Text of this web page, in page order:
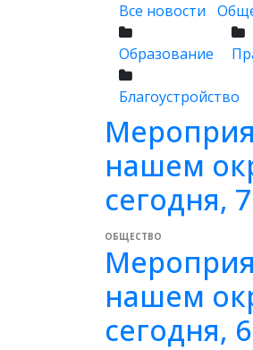
Все новости
Образование
Благоустройство
нашем
сегодня,
ОБЩЕСТВО
нашем
сегодня,